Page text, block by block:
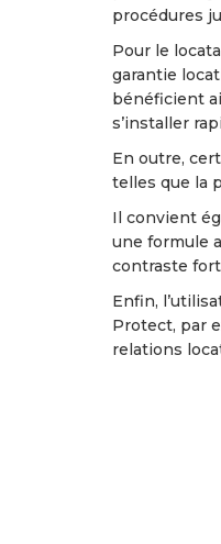
procédures
Pour le
garantie
bénéficient
s’installer
En outre,
telles que la
Il convient
une formule
contraste
Enfin,
Protect, par
relations